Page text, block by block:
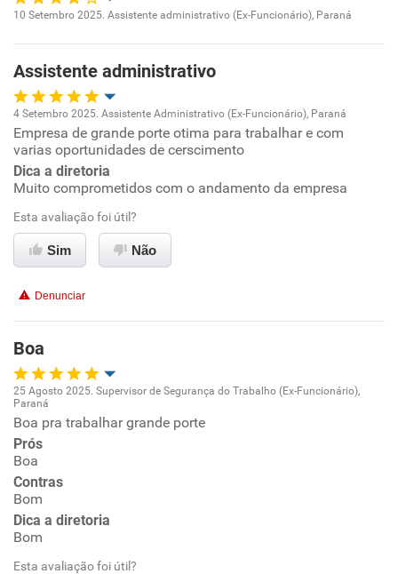
Ambiente de trabalho
Benefícios
Não recomenda esta empresa
10 Setembro 2025. Assistente administrativo (Ex-Funcionário), Paraná
Assistente administrativo
Oportunidade de promoção
Ambiente de trabalho
Conciliação com a vida familiar
Benefícios
4 Setembro 2025. Assistente Administrativo (Ex-Funcionário), Paraná
Empresa de grande porte otima para trabalhar e com
varias oportunidades de cerscimento
Dica a diretoria
Muito comprometidos com o andamento da empresa
Esta avaliação foi útil?
Sim Não
Denunciar
Boa
Oportunidade de promoção
Conciliação com a vida familiar
Benefícios
25 Agosto 2025. Supervisor de Segurança do Trabalho (Ex-Funcionário),
Paraná
Boa pra trabalhar grande porte
Prós
Boa
Contras
Bom
Dica a diretoria
Bom
Esta avaliação foi útil?